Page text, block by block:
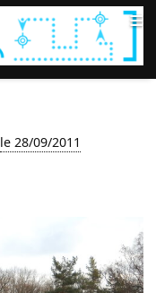
≡
le 28/09/2011